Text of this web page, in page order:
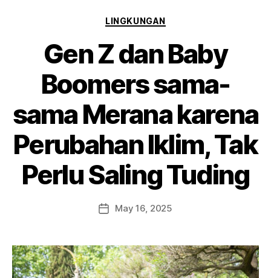
LINGKUNGAN
Gen Z dan Baby
Boomers sama-
sama Merana karena
Perubahan Iklim, Tak
Perlu Saling Tuding
May 16, 2025